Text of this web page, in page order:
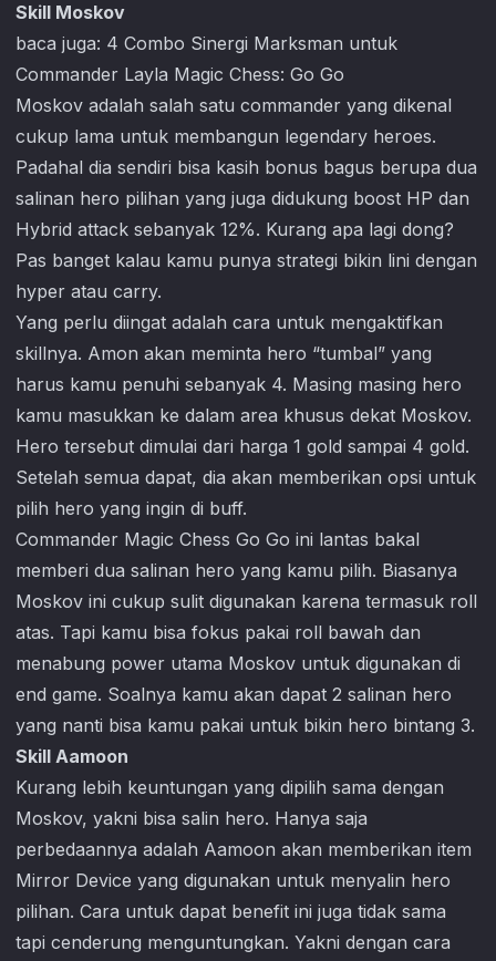
Skill Moskov
baca juga: 4 Combo Sinergi Marksman untuk
Commander Layla Magic Chess: Go Go
Moskov adalah salah satu commander yang dikenal
cukup lama untuk membangun legendary heroes.
Padahal dia sendiri bisa kasih bonus bagus berupa dua
salinan hero pilihan yang juga didukung boost HP dan
Hybrid attack sebanyak 12%. Kurang apa lagi dong?
Pas banget kalau kamu punya strategi bikin lini dengan
hyper atau carry.
Yang perlu diingat adalah cara untuk mengaktifkan
skillnya. Amon akan meminta hero “tumbal” yang
harus kamu penuhi sebanyak 4. Masing masing hero
kamu masukkan ke dalam area khusus dekat Moskov.
Hero tersebut dimulai dari harga 1 gold sampai 4 gold.
Setelah semua dapat, dia akan memberikan opsi untuk
pilih hero yang ingin di buff.
Commander Magic Chess Go Go ini lantas bakal
memberi dua salinan hero yang kamu pilih. Biasanya
Moskov ini cukup sulit digunakan karena termasuk roll
atas. Tapi kamu bisa fokus pakai roll bawah dan
menabung power utama Moskov untuk digunakan di
end game. Soalnya kamu akan dapat 2 salinan hero
yang nanti bisa kamu pakai untuk bikin hero bintang 3.
Skill Aamoon
Kurang lebih keuntungan yang dipilih sama dengan
Moskov, yakni bisa salin hero. Hanya saja
perbedaannya adalah Aamoon akan memberikan item
Mirror Device yang digunakan untuk menyalin hero
pilihan. Cara untuk dapat benefit ini juga tidak sama
tapi cenderung menguntungkan. Yakni dengan cara